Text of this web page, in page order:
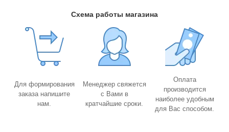
Схема работы магазина
Для формирования
заказа напишите
нам.
Менеджер свяжется
с Вами в
кратчайшие сроки.
Оплата
производится
наиболее удобным
для Вас способом.